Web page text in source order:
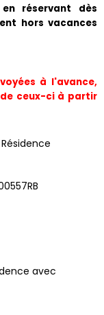
réservant dès
hors vacances
à l'avance,
ceux-ci à partir
avec